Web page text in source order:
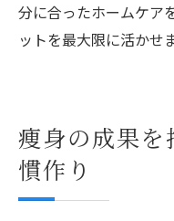
分に合ったホームケア
ットを最大限に活かせま
痩身の成果を
慣作り